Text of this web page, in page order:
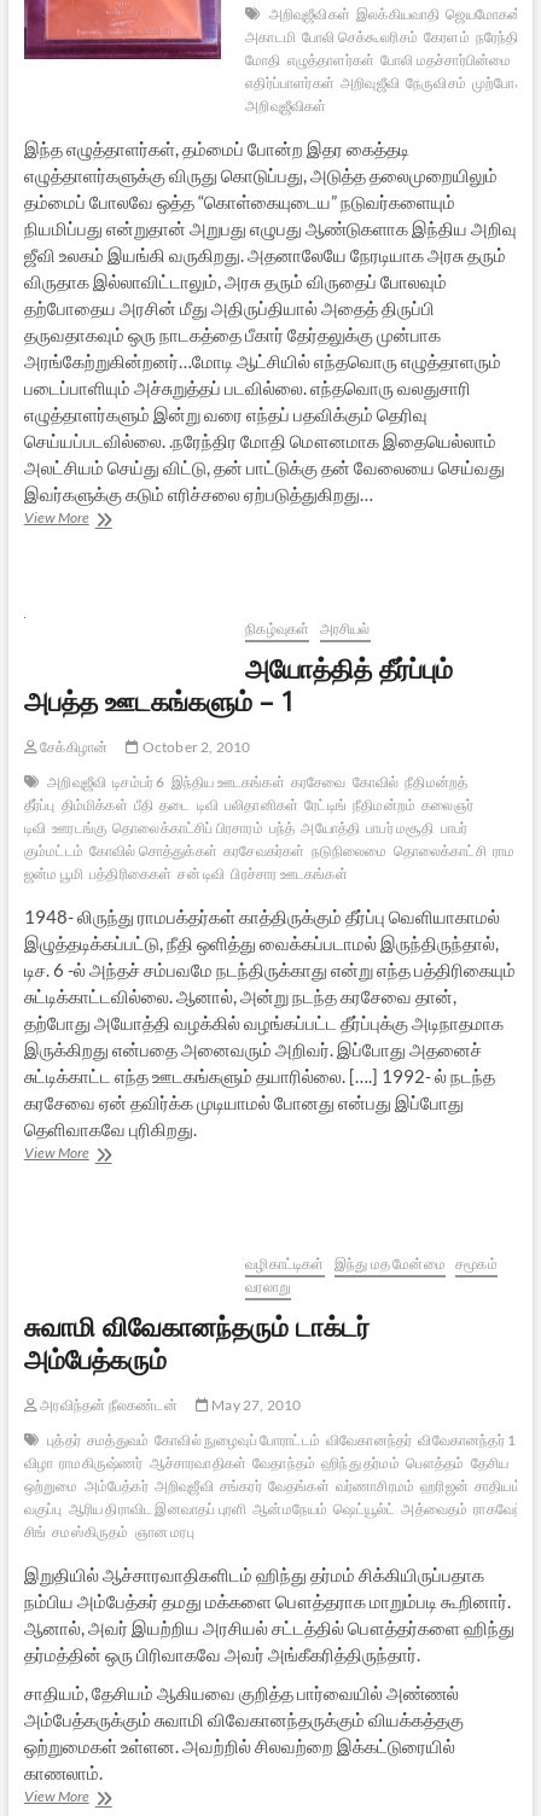
அறிவுஜீவிகள் இலக்கியவாதி ஜெயமோகன்
அகாடமி போலி செக்கூலரிசம் கேரளம் நரேந்திர
மோதி எழுத்தாளர்கள் போலி மதச்சார்பின்மை
எதிர்ப்பாளர்கள் அறிவுஜீவி நேருவிசம் முற்போக்கு
அறிவுஜீவிகள்
இந்த எழுத்தாளர்கள், தம்மைப் போன்ற இதர கைத்தடி
எழுத்தாளர்களுக்கு விருது கொடுப்பது, அடுத்த தலைமுறையிலும்
தம்மைப் போலவே ஒத்த “கொள்கையுடைய” நடுவர்களையும்
நியமிப்பது என்றுதான் அறுபது எழுபது ஆண்டுகளாக இந்திய அறிவு
ஜீவி உலகம் இயங்கி வருகிறது. அதனாலேயே நேரடியாக அரசு தரும்
விருதாக இல்லாவிட்டாலும், அரசு தரும் விருதைப் போலவும்
தற்போதைய அரசின் மீது அதிருப்தியால் அதைத் திருப்பி
தருவதாகவும் ஒரு நாடகத்தை பீகார் தேர்தலுக்கு முன்பாக
அரங்கேற்றுகின்றனர்…மோடி ஆட்சியில் எந்தவொரு எழுத்தாளரும்
படைப்பாளியும் அச்சுறுத்தப் படவில்லை. எந்தவொரு வலதுசாரி
எழுத்தாளர்களும் இன்று வரை எந்தப் பதவிக்கும் தெரிவு
செய்யப்படவில்லை. .நரேந்திர மோதி மௌனமாக இதையெல்லாம்
அலட்சியம் செய்து விட்டு, தன் பாட்டுக்கு தன் வேலையை செய்வது
இவர்களுக்கு கடும் எரிச்சலை ஏற்படுத்துகிறது…
View Moreவிருதுகளும்
நிகழ்வுகள்
அரசியல்
அயோத்தித் தீர்ப்பும்
அபத்த ஊடகங்களும் – 1
சேக்கிழான்
October 2, 2010
அறிவுஜீவி டிசம்பர் 6 இந்திய ஊடகங்கள் கரசேவை கோவில் நீதிமன்றத்
தீர்ப்பு திம்மிக்கள் பீதி தடை டிவி பலிதானிகள் ரேட்டிங் நீதிமன்றம் கலைஞர்
டிவி ஊரடங்கு தொலைக்காட்சிப் பிரசாரம் பந்த் அயோத்தி பாபர் மசூதி பாபர்
கும்மட்டம் கோவில் சொத்துக்கள் கரசேவகர்கள் நடுநிலைமை தொலைக்காட்சி ராம
ஜன்ம பூமி பத்திரிகைகள் சன் டிவி பிரச்சார ஊடகங்கள்
1948- லிருந்து ராமபக்தர்கள் காத்திருக்கும் தீர்ப்பு வெளியாகாமல்
இழுத்தடிக்கப்பட்டு, நீதி ஒளித்து வைக்கப்படாமல் இருந்திருந்தால்,
டிச. 6 -ல் அந்தச் சம்பவமே நடந்திருக்காது என்று எந்த பத்திரிகையும்
சுட்டிக்காட்டவில்லை. ஆனால், அன்று நடந்த கரசேவை தான்,
தற்போது அயோத்தி வழக்கில் வழங்கப்பட்ட தீர்ப்புக்கு அடிநாதமாக
இருக்கிறது என்பதை அனைவரும் அறிவர். இப்போது அதனைச்
சுட்டிக்காட்ட எந்த ஊடகங்களும் தயாரில்லை. [….] 1992- ல் நடந்த
கரசேவை ஏன் தவிர்க்க முடியாமல் போனது என்பது இப்போது
தெளிவாகவே புரிகிறது.
View Moreஅயோத்தித்
வழிகாட்டிகள் இந்து மத மேன்மை சமூகம்
வரலாறு
சுவாமி விவேகானந்தரும் டாக்டர்
அம்பேத்கரும்
அரவிந்தன் நீலகண்டன்
May 27, 2010
புத்தர் சமத்துவம் கோவில் நுழைவுப் போராட்டம் விவேகானந்தர் விவேகானந்தர்
விழா ராமகிருஷ்ணர் ஆச்சாரவாதிகள் வேதாந்தம் ஹிந்து தர்மம் பௌத்தம் தேசிய
ஒற்றுமை அம்பேத்கர் அறிவுஜீவி சங்கரர் வேதங்கள் வர்ணாசிரமம் ஹரிஜன் சாதியம்
வகுப்பு ஆரிய திராவிட இனவாதப் புரளி ஆன்மநேயம் ஷெட்யூல்ட் அத்வைதம்
சிங் சமஸ்கிருதம் ஞான மரபு
இறுதியில் ஆச்சாரவாதிகளிடம் ஹிந்து தர்மம் சிக்கியிருப்பதாக
நம்பிய அம்பேத்கர் தமது மக்களை பௌத்தராக மாறும்படி கூறினார்.
ஆனால், அவர் இயற்றிய அரசியல் சட்டத்தில் பௌத்தர்களை ஹிந்து
தர்மத்தின் ஒரு பிரிவாகவே அவர் அங்கீகரித்திருந்தார்.
சாதியம், தேசியம் ஆகியவை குறித்த பார்வையில் அண்ணல்
அம்பேத்கருக்கும் சுவாமி விவேகானந்தருக்கும் வியக்கத்தகு
ஒற்றுமைகள் உள்ளன. அவற்றில் சிலவற்றை இக்கட்டுரையில்
காணலாம்.
View Moreசுவாமி